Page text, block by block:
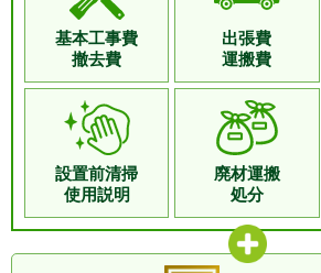
基本工事費
撤去費
出張費
運搬費
設置前清掃
使用説明
廃材運搬
処分